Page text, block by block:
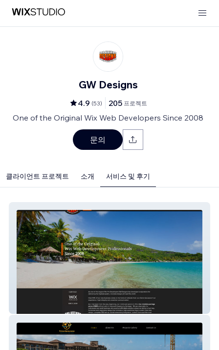
GW Designs
4.9 (53) 205 프로젝트
One of the Original Wix Web Developers Since 2008
문의
클라이언트 프로젝트 소개 서비스 및 후기
GregWeatherlyDesigns